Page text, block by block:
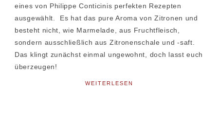
eines von Philippe Conticinis perfekten Rezepten
ausgewählt. Es hat das pure Aroma von Zitronen und
besteht nicht, wie Marmelade, aus Fruchtfleisch,
sondern ausschließlich aus Zitronenschale und -saft.
Das klingt zunächst einmal ungewohnt, doch lasst euch
überzeugen!
WEITERLESEN